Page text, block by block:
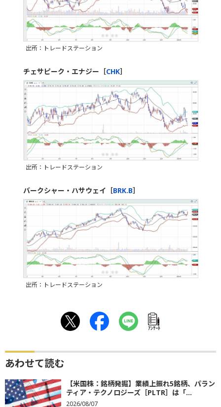
出所：トレードステーション
チェサピーク・エナジー［CHK］
出所：トレードステーション
バークシャー・ハサウェイ［BRK.B］
出所：トレードステーション
ｱﾝｹｰﾄ
あわせて読む
【米国株：銘柄発掘】業績上振れ5銘柄、パラン
ティア・テクノロジーズ［PLTR］は「...
2026/08/07